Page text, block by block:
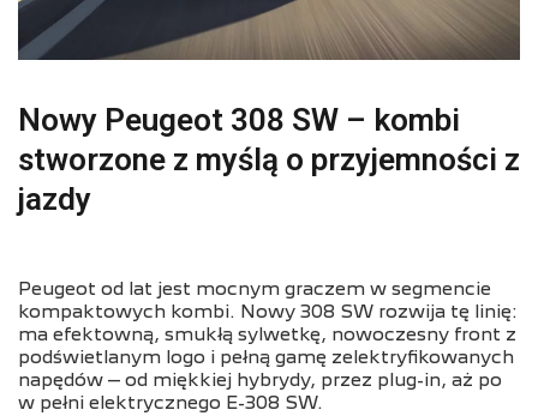
Nowy Peugeot 308 SW – kombi
stworzone z myślą o przyjemności z
jazdy
Peugeot od lat jest mocnym graczem w segmencie
kompaktowych kombi. Nowy 308 SW rozwija tę linię:
ma efektowną, smukłą sylwetkę, nowoczesny front z
podświetlanym logo i pełną gamę zelektryfikowanych
napędów – od miękkiej hybrydy, przez plug-in, aż po
w pełni elektrycznego E-308 SW.